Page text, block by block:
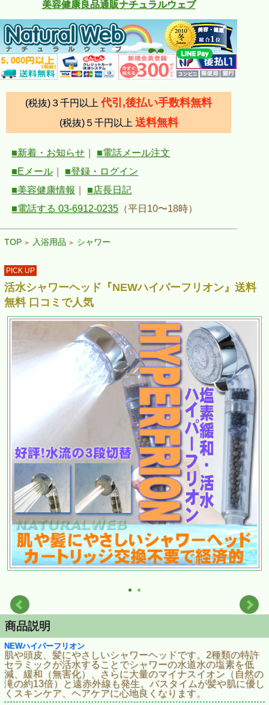
美容健康良品通販ナチュラルウェブ
(税抜)３千円以上 代引,後払い手数料無料
(税抜)５千円以上 送料無料
■新着・お知らせ
■電話メール注文
■Eメール
■登録・ログイン
■美容健康情報
■店長日記
■電話する 03-6912-0235 （平日10〜18時）
TOP > 入浴用品 > シャワー
PICK UP
活水シャワーヘッド『NEWハイパーフリオン』送料
無料 口コミで人気
商品説明
NEWハイパーフリオン
肌や頭皮、髪にやさしいシャワーヘッドです。2種類の特許
セラミックが活水することでシャワーの水道水の塩素を低
減、緩和（無害化）、さらに大量のマイナスイオン（自然の
滝の約13倍）と遠赤外線も発生。バスタイムが髪や肌に優し
くスキンケア、ヘアケアに心地良くなります。